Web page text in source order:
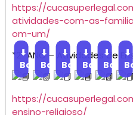
https://
atividades-com-as-
om-um/
*2º ANO – Atividades de
⬇
Baixar
⬇
Baixar
⬇
Baixar
⬇
Baixar
⬇
Baixar
⬇
https://
ensino-religioso/